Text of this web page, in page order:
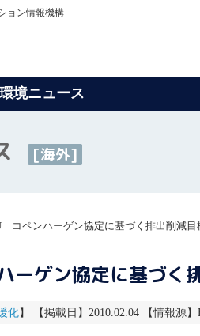
ョン情報機構
環境ニュース
[海外]
コペンハーゲン協定に基づく排出削減目
ゲン協定に基づく
化】 【掲載日】2010.02.04 【情報源】